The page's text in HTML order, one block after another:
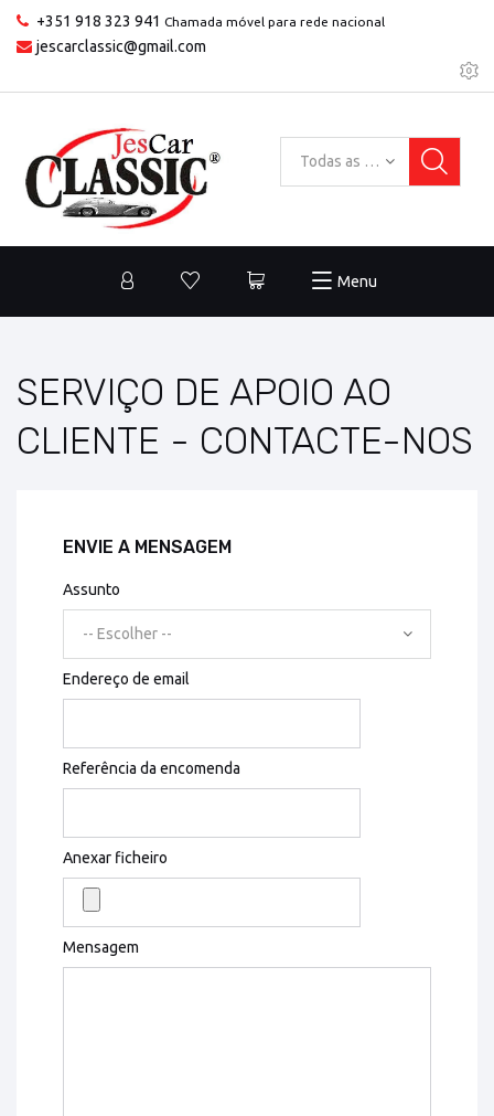
+351 918 323 941 Chamada móvel para rede nacional
jescarclassic@gmail.com
Todas as categorias
Menu
SERVIÇO DE APOIO AO
CLIENTE - CONTACTE-NOS
ENVIE A MENSAGEM
Assunto
-- Escolher --
Endereço de email
Referência da encomenda
Anexar ficheiro
Mensagem